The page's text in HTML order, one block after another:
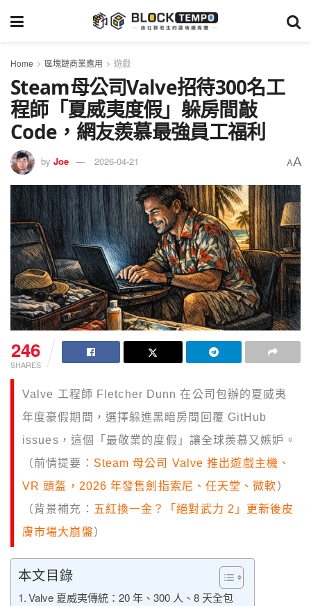
Home 區塊鏈商業應用 遊戲
Steam母公司Valve招待300名工
程師「夏威夷度假」躲房間敲
Code，網友羨慕最強員工福利
by Joe 2026-04-21 AA
246
SHARES
Valve 工程師 Fletcher Dunn 在公司包辦的夏威夷
年度豪假期間，選擇躲進黑暗房間回覆 GitHub
issues，這個「最敬業的度假」讓全球羨慕又嫉妒。
（前情提要： Steam 母公司 Valve 推出遊戲主機、
VR 頭盔，2026 年發售劍指索尼、任天堂、微軟）
（背景補充： 五紅換一金？「絕對武力 2」更新後皮
膚市場大崩盤）
本文目錄
Valve 夏威夷傳統：20 年、300 人、8 天全包